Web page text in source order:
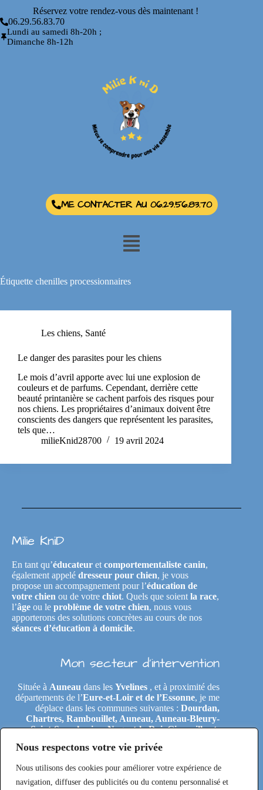
Nous respectons votre vie privée
Nous utilisons des cookies pour améliorer votre expérience de
navigation, diffuser des publicités ou du contenu personnalisé et
Réservez votre rendez-vous dès maintenant !
06.29.56.83.70
Lundi au samedi 8h-20h ;
Dimanche 8h-12h
ME CONTACTER AU 06.29.56.83.70
Étiquette chenilles processionnaires
Les chiens, Santé
Le danger des parasites pour les chiens
Le mois d’avril apporte avec lui une explosion de
couleurs et de parfums. Cependant, derrière cette
beauté printanière se cachent parfois des risques pour
nos chiens. Les propriétaires d’animaux doivent être
conscients des dangers que représentent les parasites,
tels que…
milieKnid28700
19 avril 2024
Milie KniD
En tant qu’éducateur et comportementaliste canin,
également appelé dresseur pour chien, je vous
propose un accompagnement pour l’éducation de
votre chien ou de votre chiot. Quels que soient la race,
l’âge ou le problème de votre chien, nous vous
apporterons des solutions concrètes au cours de nos
séances d’éducation à domicile.
Mon secteur d’intervention
Située à Auneau dans lesYvelines , et à proximité des
départements de l’Eure-et-Loir et de l’Essonne, je me
déplace dans les communes suivantes :Dourdan,
Chartres, Rambouillet, Auneau, Auneau-Bleury-
Saint-Symphorien, Nogent-le-Roi, Gironville-et-
Maintenon, Épernon, Le Perray-en-Yvelines,
Saint-Arnoult-en-Yvelines, Étréchy, Morigny-
Champigny, Saclas, Toury, Eole-en-Beauce, Les